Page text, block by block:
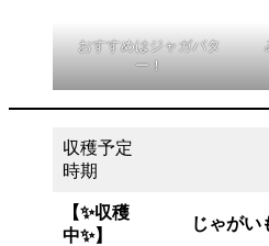
おすすめはジャガバタ
ー！
収穫予定
時期
【✨収穫
中✨】
じゃがい